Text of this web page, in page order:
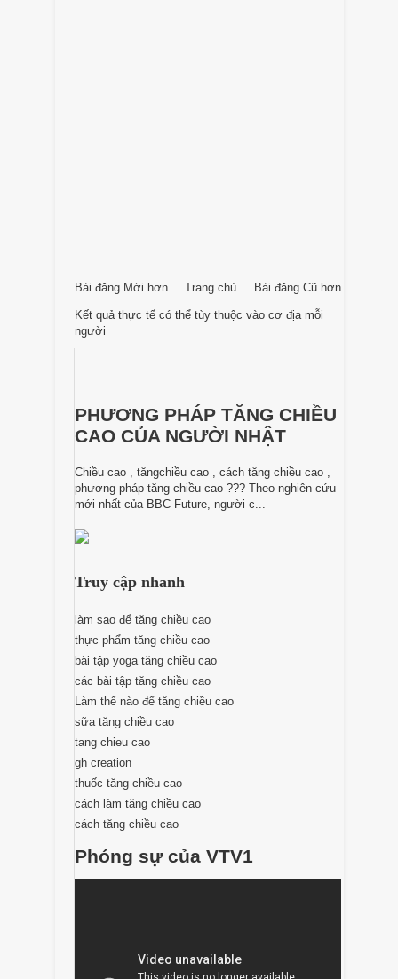
Bài đăng Mới hơn Bài đăng Cũ hơn
Trang chủ
Kết quả thực tế có thể tùy thuộc vào cơ địa mỗi
người
PHƯƠNG PHÁP TĂNG CHIỀU
CAO CỦA NGƯỜI NHẬT
Chiều cao , tăngchiều cao , cách tăng chiều cao ,
phương pháp tăng chiều cao ??? Theo nghiên cứu
mới nhất của BBC Future, người c...
Truy cập nhanh
làm sao để tăng chiều cao
thực phẩm tăng chiều cao
bài tập yoga tăng chiều cao
các bài tập tăng chiều cao
Làm thế nào để tăng chiều cao
sữa tăng chiều cao
tang chieu cao
gh creation
thuốc tăng chiều cao
cách làm tăng chiều cao
cách tăng chiều cao
Phóng sự của VTV1